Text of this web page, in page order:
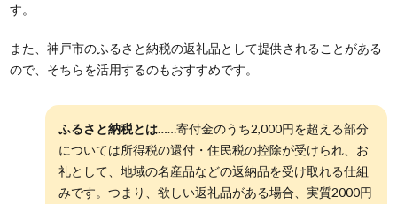
す。
また、神戸市のふるさと納税の返礼品として提供されることがある
ので、そちらを活用するのもおすすめです。
ふるさと納税とは……寄付金のうち2,000円を超える部分
については所得税の還付・住民税の控除が受けられ、お
礼として、地域の名産品などの返納品を受け取れる仕組
みです。つまり、欲しい返礼品がある場合、実質2000円